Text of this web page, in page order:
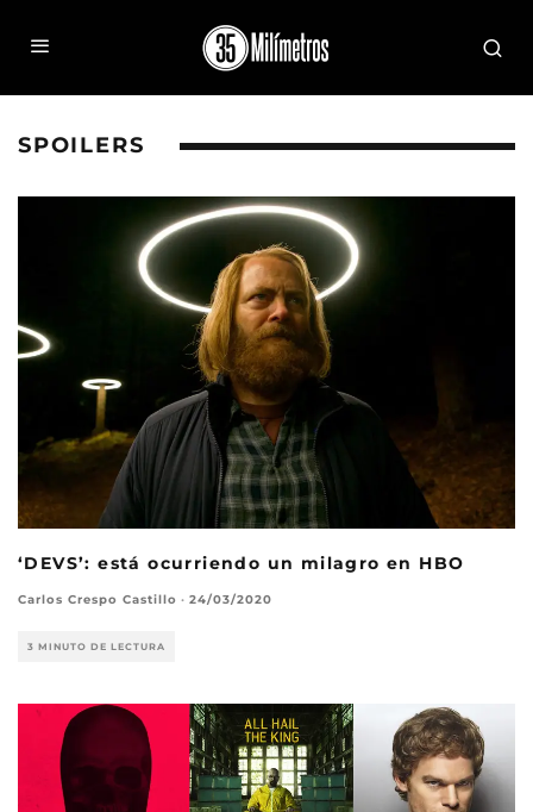
SPOILERS
‘DEVS’: está ocurriendo un milagro en HBO
Carlos Crespo Castillo · 24/03/2020
3 MINUTO DE LECTURA